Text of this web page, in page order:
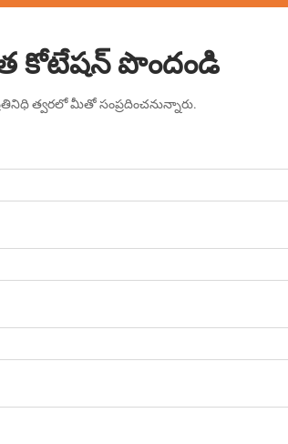
కోటేషన్ పొందండి
త్వరలో మీతో సంప్రదించనున్నారు.